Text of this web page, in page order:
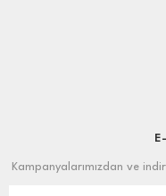
Kampanyalarımızdan ve